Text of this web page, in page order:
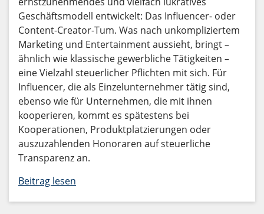
Geschäftsmodell entwickelt: Das Influencer- oder
Content-Creator-Tum. Was nach unkompliziertem
Marketing und Entertainment aussieht, bringt –
ähnlich wie klassische gewerbliche Tätigkeiten –
eine Vielzahl steuerlicher Pflichten mit sich. Für
Influencer, die als Einzelunternehmer tätig sind,
ebenso wie für Unternehmen, die mit ihnen
kooperieren, kommt es spätestens bei
Kooperationen, Produktplatzierungen oder
auszuzahlenden Honoraren auf steuerliche
Transparenz an.
Beitrag lesen